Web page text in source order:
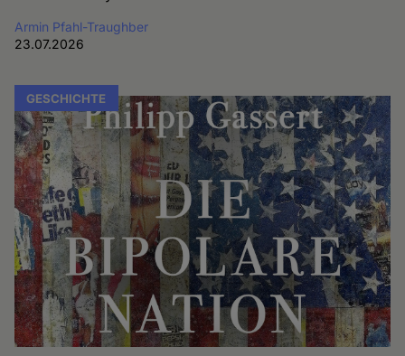
Armin Pfahl-Traughber
23.07.2026
GESCHICHTE